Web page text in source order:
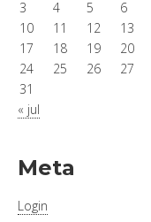
3
4 5 6
10
11 12 13
17
18 19 20
24
25 26 27
31
« jul
Meta
Login